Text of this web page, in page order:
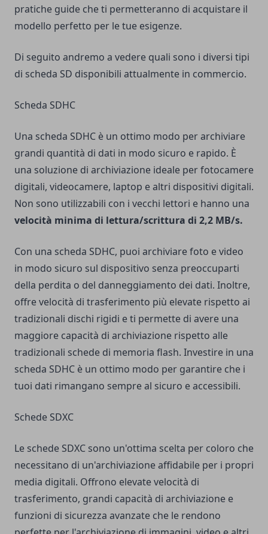
pratiche guide che ti permetteranno di acquistare il
modello perfetto per le tue esigenze.
Di seguito andremo a vedere quali sono i diversi tipi
di scheda SD disponibili attualmente in commercio.
Scheda SDHC
Una scheda SDHC è un ottimo modo per archiviare
grandi quantità di dati in modo sicuro e rapido. È
una soluzione di archiviazione ideale per fotocamere
digitali, videocamere, laptop e altri dispositivi digitali.
Non sono utilizzabili con i vecchi lettori e hanno una
velocità minima di lettura/scrittura di 2,2 MB/s.
Con una scheda SDHC, puoi archiviare foto e video
in modo sicuro sul dispositivo senza preoccuparti
della perdita o del danneggiamento dei dati. Inoltre,
offre velocità di trasferimento più elevate rispetto ai
tradizionali dischi rigidi e ti permette di avere una
maggiore capacità di archiviazione rispetto alle
tradizionali schede di memoria flash. Investire in una
scheda SDHC è un ottimo modo per garantire che i
tuoi dati rimangano sempre al sicuro e accessibili.
Schede SDXC
Le schede SDXC sono un'ottima scelta per coloro che
necessitano di un'archiviazione affidabile per i propri
media digitali. Offrono elevate velocità di
trasferimento, grandi capacità di archiviazione e
funzioni di sicurezza avanzate che le rendono